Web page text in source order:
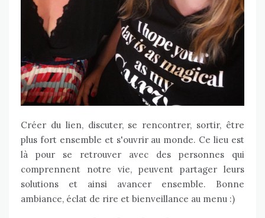
Créer du lien, discuter, se rencontrer, sortir, être
plus fort ensemble et s'ouvrir au monde. Ce lieu est
là pour se retrouver avec des personnes qui
comprennent notre vie, peuvent partager leurs
solutions et ainsi avancer ensemble. Bonne
ambiance, éclat de rire et bienveillance au menu :)